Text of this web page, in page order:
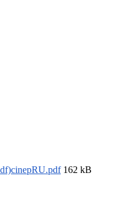
cinepRU.pdf 162 kB